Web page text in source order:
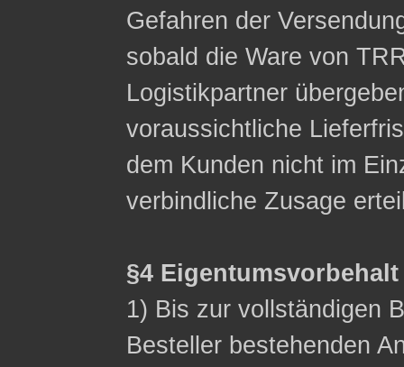
Gefahren der
sobald die Ware von
Logistikpartner
voraussichtliche
dem Kunden nicht im
verbindliche Zusage
§4 Eigentumsvorbehalt
1) Bis zur vollständigen
Besteller bestehenden